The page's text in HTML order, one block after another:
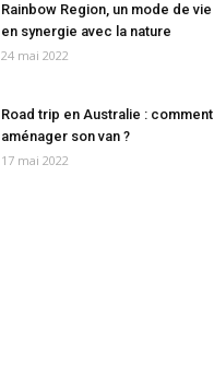
Rainbow Region, un mode de vie
en synergie avec la nature
24 mai 2022
Road trip en Australie : comment
aménager son van ?
17 mai 2022